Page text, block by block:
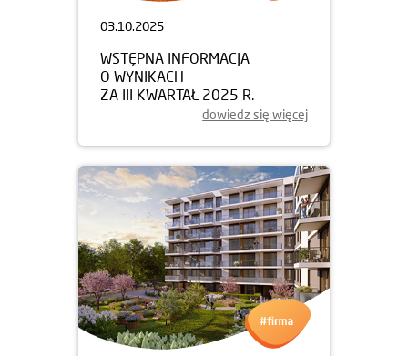
03.10.2025
WSTĘPNA INFORMACJA
O WYNIKACH
ZA III KWARTAŁ 2025 R.
dowiedz się więcej